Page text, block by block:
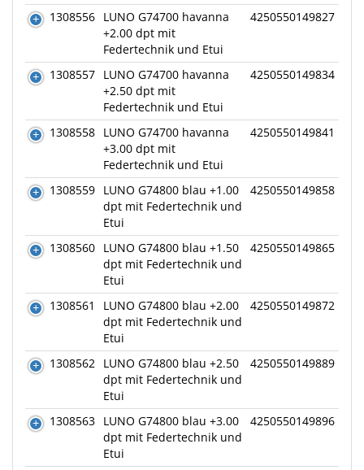
1308556 LUNO G74700 havanna
+2.00 dpt mit
Federtechnik und Etui
4250550149827
1308557 LUNO G74700 havanna
+2.50 dpt mit
Federtechnik und Etui
4250550149834
1308558 LUNO G74700 havanna
+3.00 dpt mit
Federtechnik und Etui
4250550149841
1308559 LUNO G74800 blau +1.00
dpt mit Federtechnik und
Etui
4250550149858
1308560 LUNO G74800 blau +1.50
dpt mit Federtechnik und
Etui
4250550149865
1308561
LUNO G74800 blau +2.00
dpt mit Federtechnik und
Etui
4250550149872
1308562 LUNO G74800 blau +2.50
dpt mit Federtechnik und
Etui
4250550149889
1308563 LUNO G74800 blau +3.00
dpt mit Federtechnik und
Etui
4250550149896